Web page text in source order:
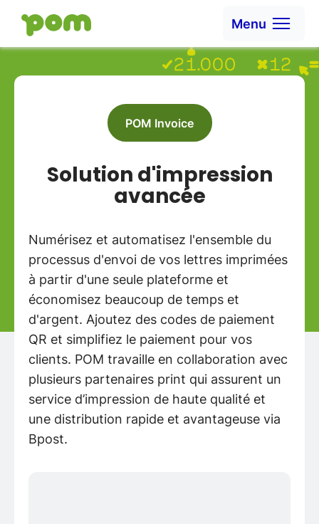
Aller à la page d'accueil
Menu
POM Invoice
Solution d'impression
avancée
Numérisez et automatisez l'ensemble du
processus d'envoi de vos lettres imprimées
à partir d'une seule plateforme et
économisez beaucoup de temps et
d'argent. Ajoutez des codes de paiement
QR et simplifiez le paiement pour vos
clients. POM travaille en collaboration avec
plusieurs partenaires print qui assurent un
service d’impression de haute qualité et
une distribution rapide et avantageuse via
Bpost.